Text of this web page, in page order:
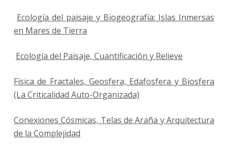
Ecología del paisaje y Biogeografía: Islas Inmersas
en Mares de Tierra
Ecología del Paisaje, Cuantificación y Relieve
Física de Fractales, Geosfera, Edafosfera y Biosfera
(La Criticalidad Auto-Organizada)
Conexiones Cósmicas, Telas de Araña y Arquitectura
de la Complejidad